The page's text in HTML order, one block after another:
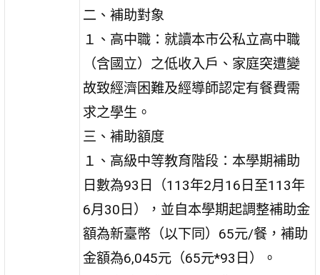
二、補助對象
１、高中職：就讀本市公私立高中職
（含國立）之低收入戶、家庭突遭變
故致經濟困難及經導師認定有餐費需
求之學生。
三、補助額度
１、高級中等教育階段：本學期補助
日數為93日（113年2月16日至113年
6月30日），並自本學期起調整補助金
額為新臺幣（以下同）65元/餐，補助
金額為6,045元（65元*93日）。